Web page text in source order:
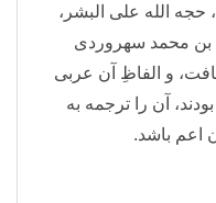
الله علی البشر،
بن محمد سهروردی
و الفاظِ آن عربی
آن را ترجمه به
اعم باشد.